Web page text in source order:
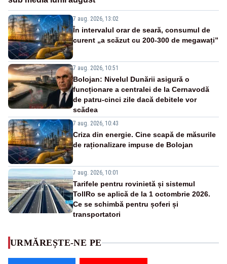
7 aug. 2026, 13:02
În intervalul orar de seară, consumul de
curent „a scăzut cu 200-300 de megawați”
7 aug. 2026, 10:51
Bolojan: Nivelul Dunării asigură o
funcționare a centralei de la Cernavodă
de patru-cinci zile dacă debitele vor
scădea
7 aug. 2026, 10:43
Criza din energie. Cine scapă de măsurile
de raționalizare impuse de Bolojan
7 aug. 2026, 10:01
Tarifele pentru rovinietă și sistemul
TollRo se aplică de la 1 octombrie 2026.
Ce se schimbă pentru șoferi și
transportatori
URMĂREȘTE-NE PE